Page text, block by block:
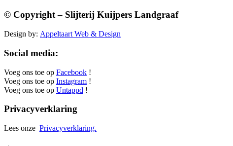
© Copyright – Slijterij Kuijpers Landgraaf
Design by: Appeltaart Web & Design
Social media:
Voeg ons toe op Facebook !
Voeg ons toe op Instagram !
Voeg ons toe op Untappd !
Privacyverklaring
Lees onze Privacyverklaring.